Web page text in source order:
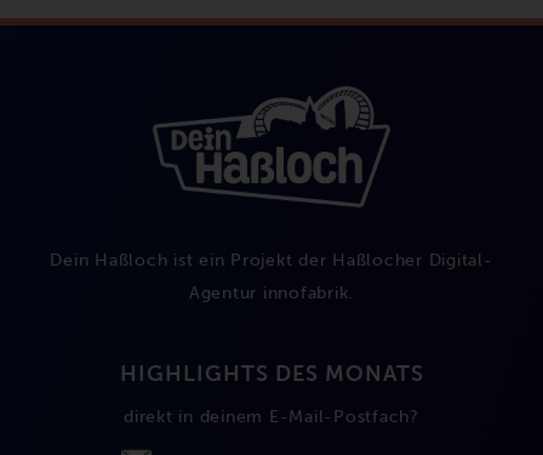
Dein Haßloch ist ein Projekt der Haßlocher Digital-
Agentur innofabrik.
HIGHLIGHTS DES MONATS
direkt in deinem E-Mail-Postfach?